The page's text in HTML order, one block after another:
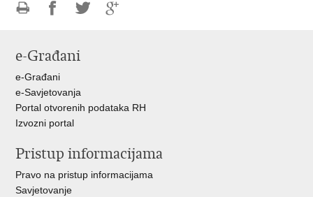
FacebookuTwitteru
e-Građani
e-Građani
e-Savjetovanja
Portal otvorenih podataka RH
Izvozni portal
Pristup informacijama
Pravo na pristup informacijama
Savjetovanje